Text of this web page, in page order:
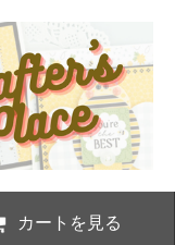
カートを見る